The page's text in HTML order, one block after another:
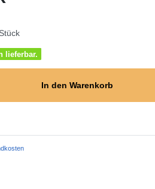
lieferbar.
In den Warenkorb